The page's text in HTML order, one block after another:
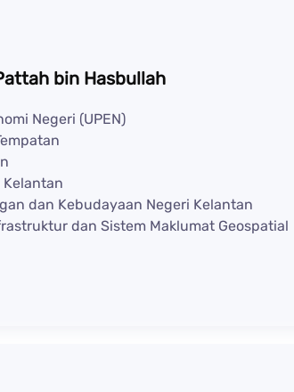
bin Hasbullah
Negeri (UPEN)
dan Kebudayaan Negeri Kelantan
dan Sistem Maklumat Geospatial